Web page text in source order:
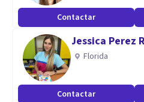
Depresión
Aptitudes
Empatía
Comunicación asertiva
Escucha activa
Contactar
Jessica Perez
Florida
Contactar